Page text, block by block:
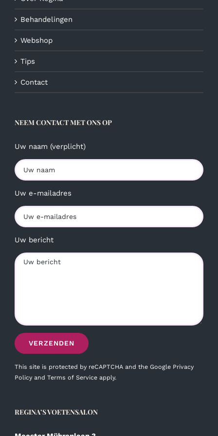
Behandelingen
Webshop
Tips
Contact
NEEM CONTACT MET ONS OP
Uw naam (verplicht)
Uw e-mailadres
Uw bericht
This site is protected by reCAPTCHA and the Google Privacy
Policy and Terms of Service apply.
REGINA’S VOETENSALON